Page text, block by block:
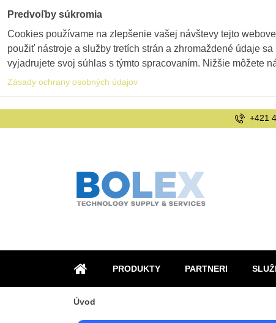
ÚVOD
PRODUKTY PARTNERI
+421
Úvod
Predvoľby súkromia
Cookies používame na zlepšenie vašej návštevy tejto
použiť nástroje a služby tretích strán a zhromaždené údaje
vyjadrujete svoj súhlas s týmto spracovaním. Nižšie môžete
Zásady ochrany osobných údajov